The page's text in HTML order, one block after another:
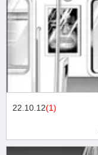
22.10.12(1)